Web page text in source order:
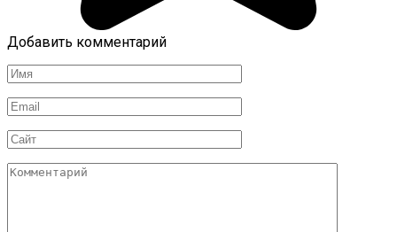
Добавить комментарий
Имя
Email
Сайт
Комментарий